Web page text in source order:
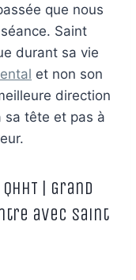
que nous
Saint
durant sa vie
et non son
direction
sa tête et pas à
| Grand
avec Saint